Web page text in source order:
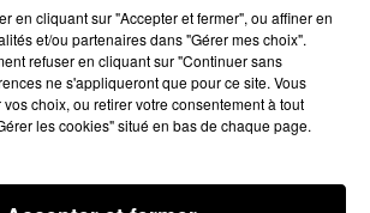
- 4 min 18 sec
LOT DU 23/12/2024 À 09H00
en cliquant sur "Accepter et fermer", ou affiner en
et/ou partenaires dans "Gérer mes choix".
refuser en cliquant sur "Continuer sans
ne s'appliqueront que pour ce site. Vous
choix, ou retirer votre consentement à tout
les cookies" situé en bas de chaque page.